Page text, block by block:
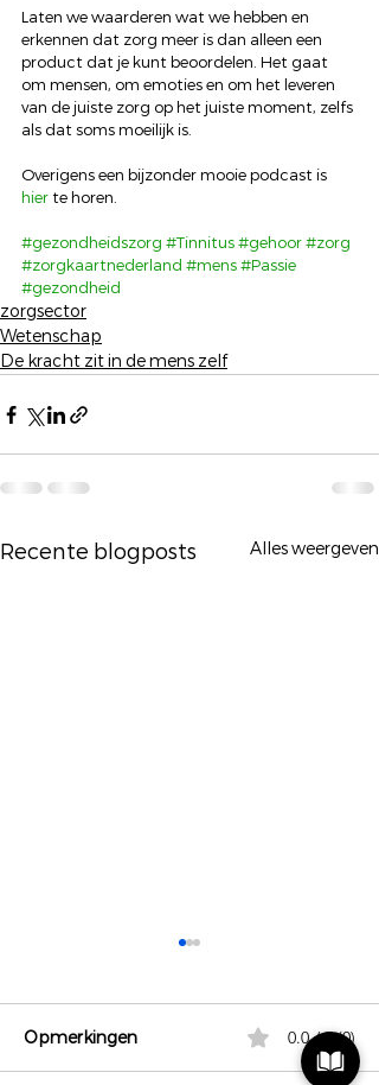
Laten we waarderen wat we hebben en
erkennen dat zorg meer is dan alleen een
product dat je kunt beoordelen. Het gaat
om mensen, om emoties en om het leveren
van de juiste zorg op het juiste moment, zelfs
als dat soms moeilijk is.
Overigens een bijzonder mooie podcast is
hier te horen.
#gezondheidszorg #Tinnitus#gehoor#zorg
#zorgkaartnederland #mens#Passie
#gezondheid
zorgsector
Wetenschap
De kracht zit in de mens zelf
Recente blogposts Alles weergeven
Opmerkingen 0.0 / 5 (0)